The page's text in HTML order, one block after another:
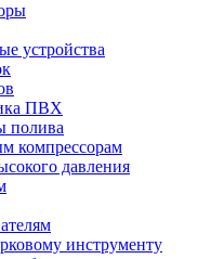
устройства
ПВХ
полива
компрессорам
давления
инструменту